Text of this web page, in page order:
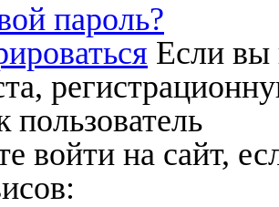
пароль?
Если вы
пользователь
войти на сайт,